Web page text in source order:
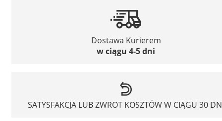
Dostawa Kurierem
w ciągu 4-5 dni
SATYSFAKCJA LUB ZWROT KOSZTÓW W CIĄGU 30